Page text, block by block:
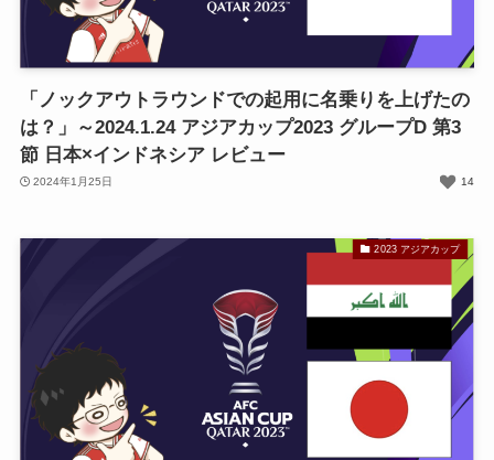
「ノックアウトラウンドでの起用に名乗りを上げたの
は？」～2024.1.24 アジアカップ2023 グループD 第3
節 日本×インドネシア レビュー
2024年1月25日 14
2023 アジアカップ